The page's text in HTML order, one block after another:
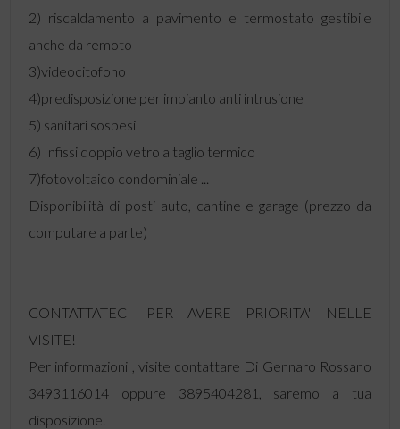
2) riscaldamento a pavimento e termostato gestibile
anche da remoto
3)videocitofono
4)predisposizione per impianto anti intrusione
5) sanitari sospesi
6) Infissi doppio vetro a taglio termico
7)fotovoltaico condominiale ...
Disponibilità di posti auto, cantine e garage (prezzo da
computare a parte)
CONTATTATECI PER AVERE PRIORITA' NELLE
VISITE!
Per informazioni , visite contattare Di Gennaro Rossano
3493116014 oppure 3895404281, saremo a tua
disposizione.